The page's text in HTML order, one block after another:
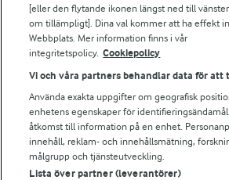
Följ oss
[eller den flytande ikonen längst ned till
om tillämpligt]. Dina val kommer att ha effekt
Webbplats. Mer information finns i vår
integritetspolicy. Cookiepolicy
Vi och våra partners behandlar data för
Använda exakta uppgifter om geografisk
enhetens egenskaper för
åtkomst till information på en enhet.
innehåll, reklam- och innehållsmätning,
målgrupp och tjänsteutveckling.
Lista över partner (leverantörer)